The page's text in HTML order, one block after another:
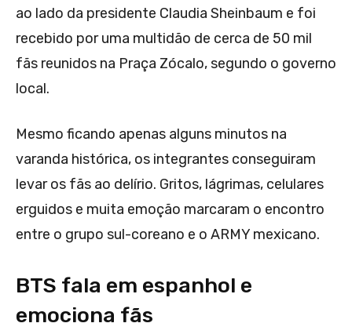
ao lado da presidente Claudia Sheinbaum e foi
recebido por uma multidão de cerca de 50 mil
fãs reunidos na Praça Zócalo, segundo o governo
local.
Mesmo ficando apenas alguns minutos na
varanda histórica, os integrantes conseguiram
levar os fãs ao delírio. Gritos, lágrimas, celulares
erguidos e muita emoção marcaram o encontro
entre o grupo sul-coreano e o ARMY mexicano.
BTS fala em espanhol e
emociona fãs